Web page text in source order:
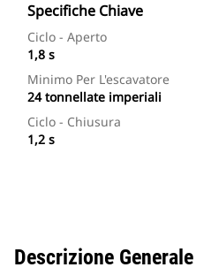
Specifiche Chiave
Ciclo - Aperto
1,8 s
Minimo Per L'escavatore
24 tonnellate imperiali
Ciclo - Chiusura
1,2 s
Descrizione Generale